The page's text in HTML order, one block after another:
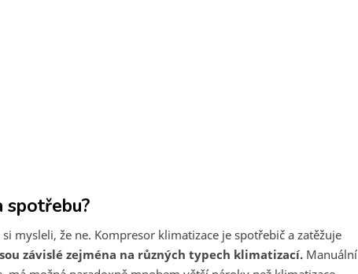
spotřebu?
mysleli, že ne. Kompresor klimatizace je spotřebič a zatěžuje
závislé zejména na různých typech klimatizací. Manuální